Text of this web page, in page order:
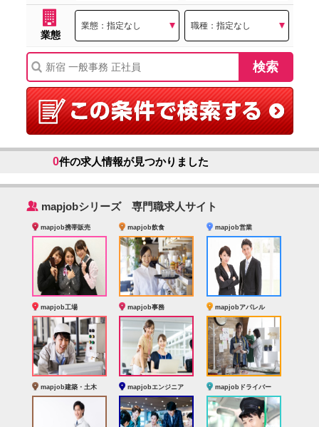
業態
0件の求人情報が見つかりました
‰ mapjobシリーズ 専門職求人サイト
mapjob携帯販売 mapjob飲食 mapjob営業
mapjob工場 mapjob事務 mapjobアパレル
mapjob建築・土木 mapjobエンジニア mapjobドライバー